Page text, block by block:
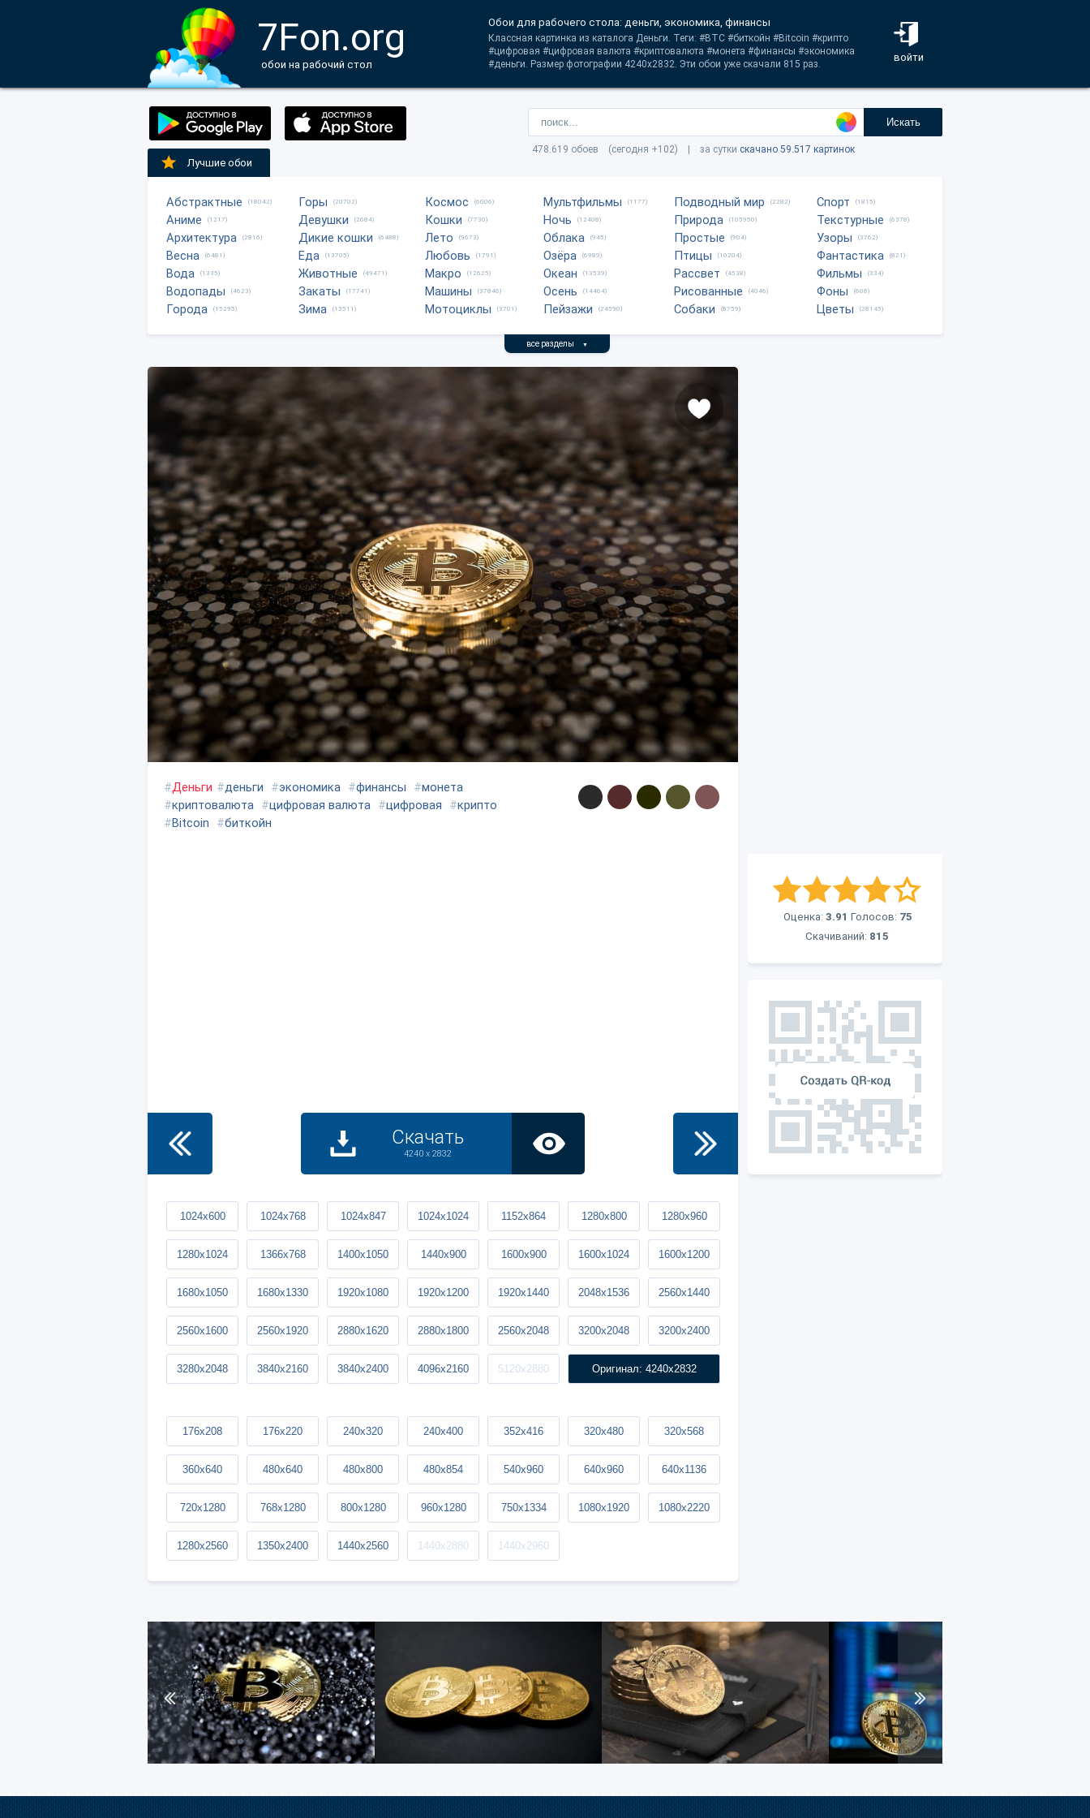
7Fon.org
обои на рабочий стол
войти
Обои для рабочего стола: деньги, экономика, финансы
Классная картинка из каталога Деньги. Теги: #BTC #биткойн #Bitcoin #крипто
#цифровая #цифровая валюта #криптовалюта #монета #финансы #экономика
#деньги. Размер фотографии 4240x2832. Эти обои уже скачали 815 раз.
Искать
478.619 обоев (сегодня +102) | за сутки скачано 59.517 картинок
Лучшие обои
Абстрактные (18042)
Аниме (1217)
Архитектура (2816)
Весна (6481)
Вода (1335)
Водопады (4623)
Города (15295)
Горы (20702)
Девушки (2684)
Дикие кошки (6488)
Еда (13705)
Животные (49471)
Закаты (17741)
Зима (13511)
Космос (6006)
Кошки (7730)
Лето (9673)
Любовь (1791)
Макро (12625)
Машины (37846)
Мотоциклы (3701)
Мультфильмы (1177)
Ночь (12408)
Облака (945)
Озёра (6989)
Океан (13539)
Осень (14464)
Пейзажи (24590)
Подводный мир (2282)
Природа (105950)
Простые (904)
Птицы (10204)
Рассвет (4538)
Рисованные (4046)
Собаки (8759)
Спорт (1815)
Текстурные (6378)
Узоры (3762)
Фантастика (821)
Фильмы (334)
Фоны (608)
Цветы (28145)
все разделы ▼
Оценка: 3.91 Голосов: 75
Скачиваний: 815
#Деньги #деньги #экономика #финансы #монета
#криптовалюта #цифровая валюта #цифровая #крипто
#Bitcoin #биткойн
Скачать
4240 x 2832
1024x600 1024x768 1024x847 1024x1024 1152x864 1280x800 1280x960
1280x1024 1366x768 1400x1050 1440x900 1600x900 1600x1024 1600x1200
1680x1050 1680x1330 1920x1080 1920x1200 1920x1440 2048x1536 2560x1440
2560x1600 2560x1920 2880x1620 2880x1800 2560x2048 3200x2048 3200x2400
3280x2048 3840x2160 3840x2400 4096x2160 5120x2880 Оригинал: 4240x2832
176x208 176x220 240x320 240x400 352x416 320x480 320x568
360x640 480x640 480x800 480x854 540x960 640x960 640x1136
720x1280 768x1280 800x1280 960x1280 750x1334 1080x1920 1080x2220
1280x2560 1350x2400 1440x2560 1440x2880 1440x2960